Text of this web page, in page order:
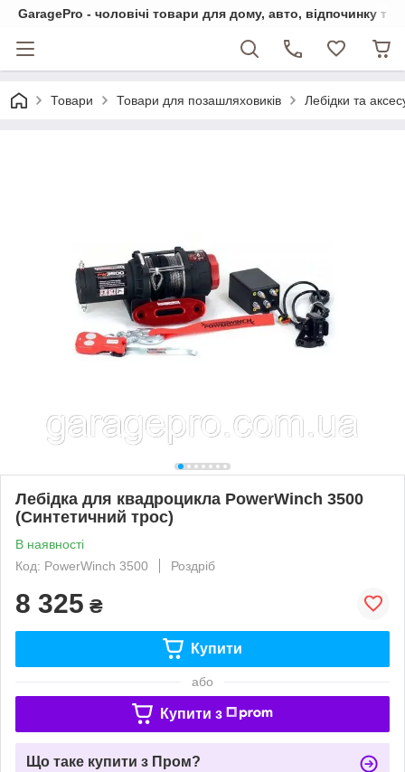
GaragePro - чоловічі товари для дому, авто, відпочинку та
Товари Товари для позашляховиків Лебідки та
Лебідка для квадроцикла PowerWinch 3500
(Синтетичний трос)
В наявності
Код: PowerWinch 3500
Роздріб
8 325 ₴
Купити
або
Купити з
Що таке купити з Пром?